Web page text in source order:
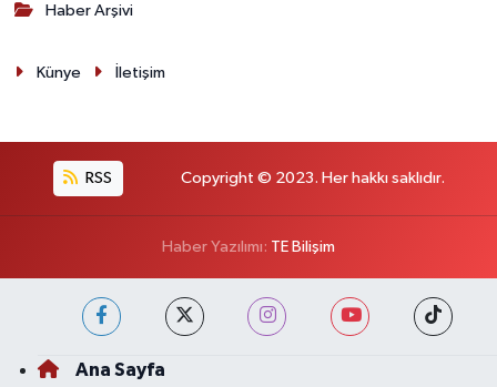
Haber Arşivi
Künye İletişim
RSS Copyright © 2023. Her hakkı saklıdır.
Haber Yazılımı: TE Bilişim
Ana Sayfa